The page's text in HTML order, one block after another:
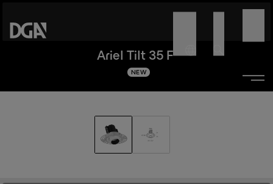
Ariel Tilt 35 F
NEW